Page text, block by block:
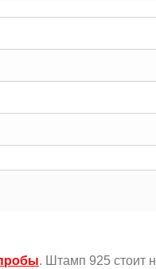
. Штамп 925 стоит